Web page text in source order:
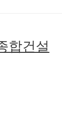
합건설